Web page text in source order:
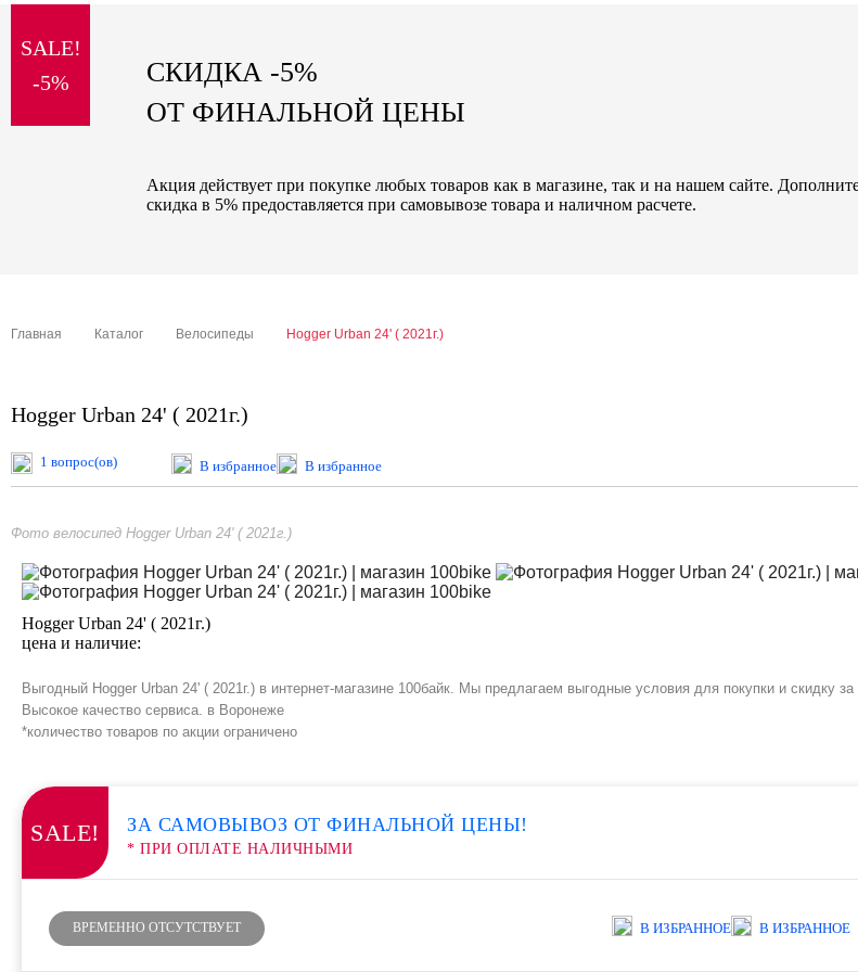
special price
SALE!
-5%
СКИДКА -5%
ОТ ФИНАЛЬНОЙ ЦЕНЫ
Акция действует при покупке любых товаров как в магазине, так и на нашем сайте.
скидка в 5% предоставляется при самовывозе товара и наличном расчете.
Главная Каталог Велосипеды Hogger Urban 24' ( 2021г.)
Hogger Urban 24' ( 2021г.)
1 вопрос(ов) В избранное В избранное
Фото велосипед Hogger Urban 24' ( 2021г.)
Hogger Urban 24' ( 2021г.)
цена и наличие:
Выгодный Hogger Urban 24' ( 2021г.) в интернет-магазине 100байк. Мы предлагаем выгодные условия для покупки и скидку
Высокое качество сервиса. в Воронеже
*количество товаров по акции ограничено
SALE! ЗА САМОВЫВОЗ ОТ ФИНАЛЬНОЙ ЦЕНЫ!
* ПРИ ОПЛАТЕ НАЛИЧНЫМИ
ВРЕМЕННО ОТСУТСТВУЕТ В ИЗБРАННОЕ В ИЗБРАННОЕ